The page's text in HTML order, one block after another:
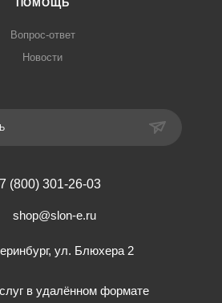
ПОМОЩЬ
Вопрос-ответ
Новости
(800) 301-26-03
shop@slon-e.ru
ул. Блюхера 2
в удалённом формате